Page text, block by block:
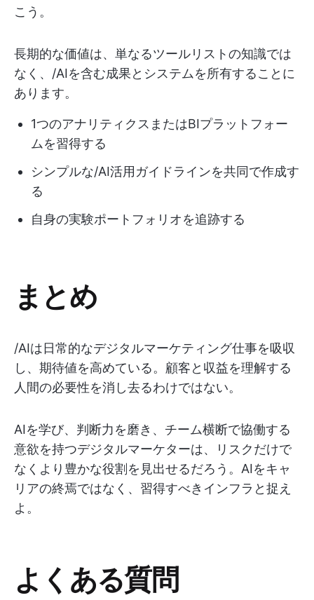
こう。
長期的な価値は、単なるツールリストの知識では
なく、/AIを含む成果とシステムを所有することに
あります。
1つのアナリティクスまたはBIプラットフォー
ムを習得する
シンプルな/AI活用ガイドラインを共同で作成す
る
自身の実験ポートフォリオを追跡する
まとめ
/AIは日常的なデジタルマーケティング仕事を吸収
し、期待値を高めている。顧客と収益を理解する
人間の必要性を消し去るわけではない。
AIを学び、判断力を磨き、チーム横断で協働する
意欲を持つデジタルマーケターは、リスクだけで
なくより豊かな役割を見出せるだろう。AIをキャ
リアの終焉ではなく、習得すべきインフラと捉え
よ。
よくある質問